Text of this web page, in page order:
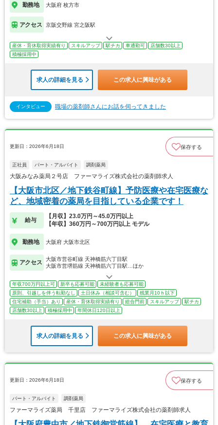
勤務地 大阪府 枚方市
アクセス 京阪交野線 宮之阪駅
産休・育休取得実績有り スキルアップ 駅チカ 車通勤可
店舗数30以上
積極採用中
求人の詳細を見る この求人に興味がある
インタビュー 職場の薬剤師さんにお話を伺ってきました
更新日：2026年6月18日 保存する
正社員 パート・アルバイト 調剤薬局
大阪みなみ薬局２号店 ファーマライズ株式会社の薬剤師求人
【大阪市北区／地下鉄谷町線】予防医療や在宅医療な
ど、地域密着の薬局を目指している企業です！
給与
【月収】23.0万円～45.0万円以上
【年収】360万円～700万円以上 モデル
勤務地 大阪府 大阪市北区
アクセス
大阪市営谷町線 天神橋筋六丁目駅
大阪市営堺筋線 天神橋筋六丁目駅…ほか
年収700万円以上可 新卒も応募可能
未経験者も応募可能
原則、引越しを伴う転勤なし
土日休み（相談可含む）
残業月10ｈ以下
住宅補助（手当）あり
産休・育休取得実績有り 総合門前 スキルアップ
駅チカ
店舗数30以上
積極採用中 年間休日120日以上
求人の詳細を見る この求人に興味がある
更新日：2026年6月18日 保存する
パート・アルバイト 調剤薬局
ファーマライズ薬局 千里店 ファーマライズ株式会社の薬剤師求人